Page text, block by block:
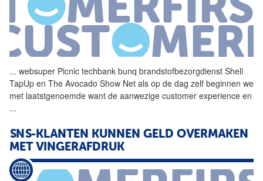
... websuper Picnic techbank bunq brandstofbezorgdienst Shell
TapUp en The Avocado Show Net als op de dag zelf beginnen we
met laatstgenoemde want de aanwezige customer experience en
...
SNS-KLANTEN KUNNEN GELD OVERMAKEN
MET VINGERAFDRUK